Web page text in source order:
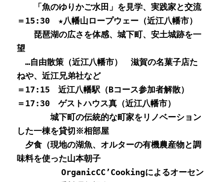
「魚のゆりかご水田」を見学、実践家と交流
＝15:30　★八幡山ロープウェー（近江八幡市）
琵琶湖の広さを体感、城下町、安土城跡を一
望
…自由散策（近江八幡市）　滋賀の名菓子店た
ねや、近江兄弟社など
＝17:15　近江八幡駅（Bコース参加者解散）
＝17:30　ゲストハウス真（近江八幡市）
城下町の伝統的な町家をリノベーション
した一棟を貸切※相部屋
夕食（現地の湖魚、オルターの有機農産物と調
味料を使った山本朝子
OrganicCC’Cookingによるオーセン